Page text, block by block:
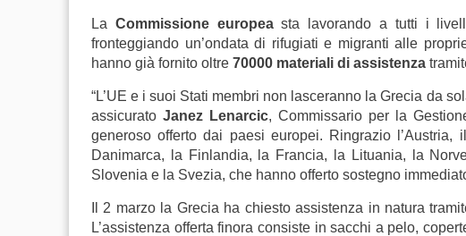
La Commissione europeasta lavorando a tutti i
fronteggiando un’ondata di rifugiati e migranti alle
hanno già fornito oltre 70000 materiali di assistenza
“L’UE e i suoi Stati membri non lasceranno la Grecia da
assicurato Janez Lenarcic, Commissario per la
generoso offerto dai paesi europei. Ringrazio
Danimarca, la Finlandia, la Francia, la Lituania, la
Slovenia e la Svezia, che hanno offerto sostegno
Il 2 marzo la Grecia ha chiesto assistenza in natura
L’assistenza offerta finora consiste in sacchi a pelo,